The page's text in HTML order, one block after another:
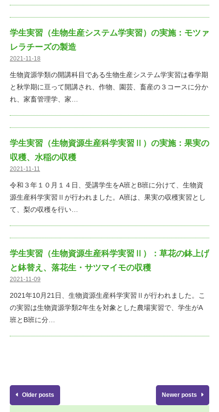
学生実習（生物生産システム学実習）の実施：モツァ
レラチーズの製造
2021-11-18
生物資源学類の開講科目である生物生産システム学実習は春学期
と秋学期に亘って開講され、作物、園芸、畜産の３コースに分か
れ、家畜管理学、家…
学生実習（生物資源生産科学実習Ⅱ）の実施：果実の
収穫、水稲の収穫
2021-11-11
令和３年１０月１４日、受講学生をA班とB班に分けて、生物資
源生産科学実習Ⅱが行われました。A班は、果実の収穫実習とし
て、梨の収穫を行い…
学生実習（生物資源生産科学実習Ⅱ）：草花の鉢上げ
と鉢替え、落花生・サツマイモの収穫
2021-11-09
2021年10月21日、生物資源生産科学実習Ⅱが行われました。こ
の実習は生物資源学類2年生を対象とした農場実習で、学生がA
班とB班に分…
Older posts Newer posts